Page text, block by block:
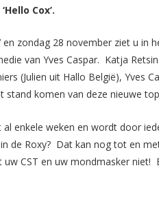
‘Hello Cox’.
en zondag 28 november ziet u in
van Yves Caspar. Katja
(Julien uit Hallo België), Yves
stand komen van deze nieuwe
al enkele weken en wordt door
de Roxy? Dat kan nog tot en
uw CST en uw mondmasker